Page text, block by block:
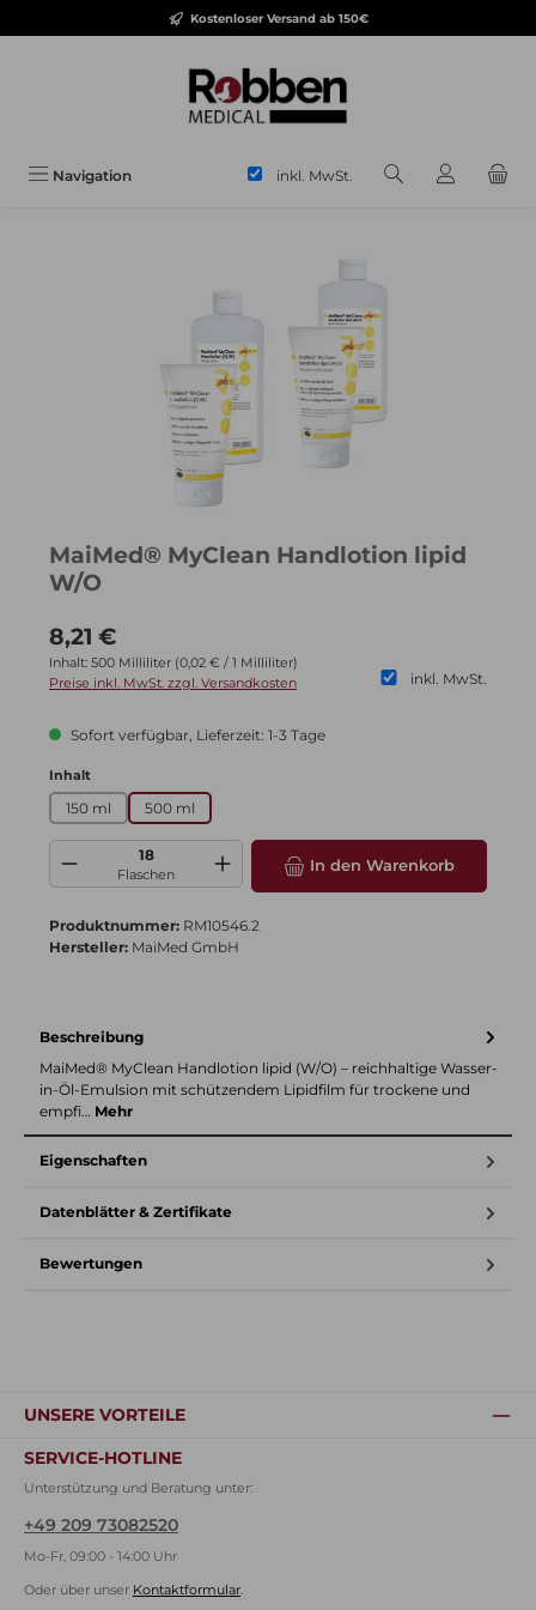
Zum Hauptinhalt springenKostenloser Versand ab 150€
Navigation inkl. MwSt.
MaiMed® MyClean Handlotion lipid
W/O
Regulärer Preis:
8,21 €
Inhalt: 500 Milliliter (0,02 € / 1 Milliliter)
inkl. MwSt.
Preise inkl. MwSt. zzgl. Versandkosten
Sofort verfügbar, Lieferzeit: 1-3 Tage
Inhalt
150 ml 500 ml
Produkt Anzahl: Gib den gewünschten Wert ein oder benutze die
Flaschen
In den Warenkorb
Produktnummer: RM10546.2
Hersteller: MaiMed GmbH
Beschreibung
MaiMed® MyClean Handlotion lipid (W/O) – reichhaltige Wasser-
in-Öl-Emulsion mit schützendem Lipidfilm für trockene und
empfi… Mehr
Eigenschaften
Datenblätter & Zertifikate
Bewertungen
SERVICE-HOTLINE
Unterstützung und Beratung unter:
+49 209 73082520
Mo-Fr, 09:00 - 14:00 Uhr
Oder über unser Kontaktformular.
UNSERE VORTEILE